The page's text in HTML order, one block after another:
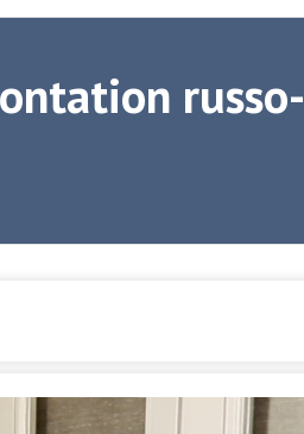
russo-